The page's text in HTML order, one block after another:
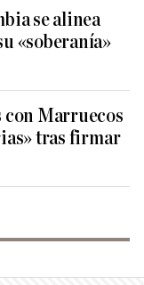
se alinea
«soberanía»
con Marruecos
tras firmar